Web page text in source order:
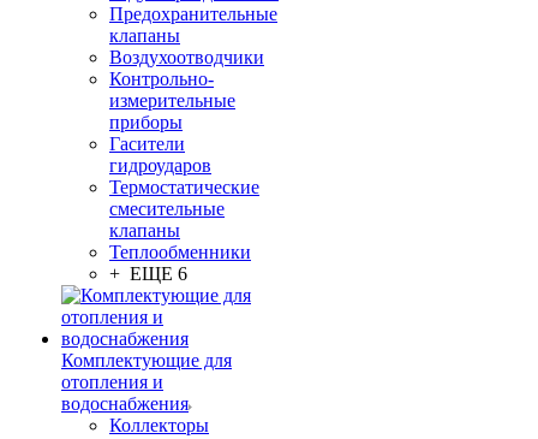
Предохранительные
клапаны
Воздухоотводчики
Контрольно-
измерительные
приборы
Гасители
гидроударов
Термостатические
смесительные
клапаны
Теплообменники
+ ЕЩЕ 6
Комплектующие для
отопления и
водоснабжения
Коллекторы